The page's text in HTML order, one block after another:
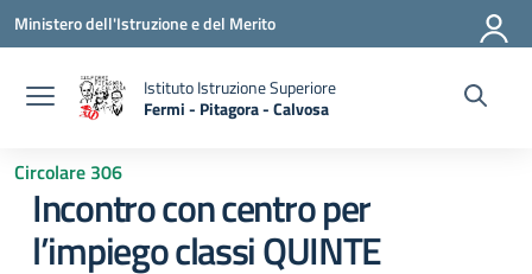
Vai ai contenuti
Vai al menu di navigazione
Vai al footer
Ministero dell'Istruzione e del Merito
Istituto Istruzione Superiore
Fermi - Pitagora - Calvosa
— Visita la pagina iniziale della scuola
Circolare 306
Incontro con centro per
l’impiego classi QUINTE